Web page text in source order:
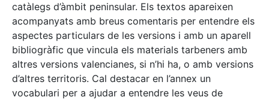
catàlegs d’àmbit peninsular. Els textos apareixen
acompanyats amb breus comentaris per entendre els
aspectes particulars de les versions i amb un aparell
bibliogràfic que vincula els materials tarbeners amb
altres versions valencianes, si n’hi ha, o amb versions
d’altres territoris. Cal destacar en l’annex un
vocabulari per a ajudar a entendre les veus de